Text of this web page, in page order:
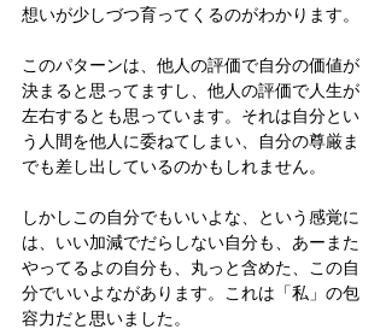
想いが少しづつ育ってくるのがわかります。
このパターンは、他人の評価で自分の価値が
決まると思ってますし、他人の評価で人生が
左右するとも思っています。それは自分とい
う人間を他人に委ねてしまい、自分の尊厳ま
でも差し出しているのかもしれません。
しかしこの自分でもいいよな、という感覚に
は、いい加減でだらしない自分も、あーまた
やってるよの自分も、丸っと含めた、この自
分でいいよながあります。これは「私」の包
容力だと思いました。